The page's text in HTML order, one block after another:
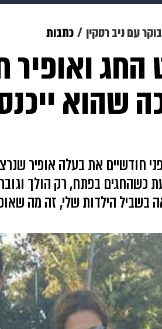
צבא וביטחון makoZ
ויוה משפט תשעה חודשים
עם ניב רסקין כתבות
ואופיר
שהוא
חודשיים את בעלה אופיר
כשהחגים בפתח, רק הולך
בשביל הילדות שלי, זה מה